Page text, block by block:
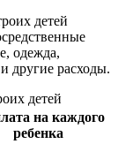
детей
одежда,
другие расходы.
детей
на каждого
ребенка